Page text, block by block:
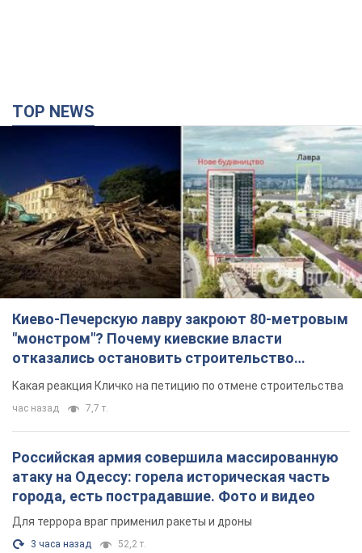
TOP NEWS
Киево-Печерскую лавру закроют 80-метровым
"монстром"? Почему киевские власти
отказались остановить строительство
небоскреба "московского верующего"
Какая реакция Кличко на петицию по отмене строительства
час назад 7,7 т.
Российская армия совершила массированную
атаку на Одессу: горела историческая часть
города, есть пострадавшие. Фото и видео
Для террора враг применил ракеты и дроны
3 часа назад 52,2 т.